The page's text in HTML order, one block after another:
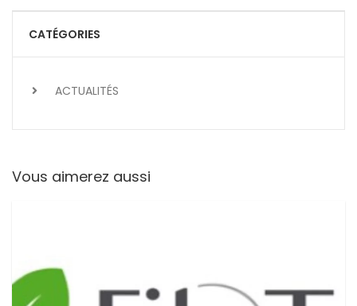
articles
CATÉGORIES
ACTUALITÉS
Vous aimerez aussi